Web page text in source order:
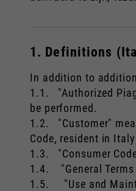
1. Definitions
In addition to
1.1. "Authorized
be performed.
1.2. "Customer"
Code, resident in
1.3. "Consumer
1.4. "General Terms
1.5. "Use and